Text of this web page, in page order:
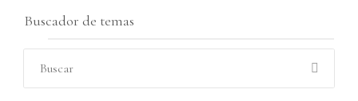
Buscador de temas